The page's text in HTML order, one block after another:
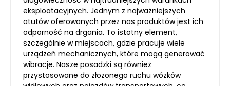
eksploatacyjnych. Jednym z najważniejszych
atutów oferowanych przez nas produktów jest ich
odporność na drgania. To istotny element,
szczególnie w miejscach, gdzie pracuje wiele
urządzeń mechanicznych, które mogą generować
wibracje. Nasze posadzki są również
przystosowane do złożonego ruchu wózków